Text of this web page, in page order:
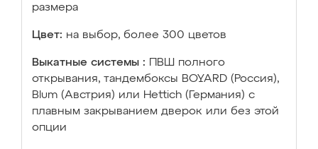
размера
Цвет: на выбор, более 300 цветов
Выкатные системы :
ПВШ полного
открывания, тандембоксы BOYARD (Россия),
Blum (Австрия) или Hettich (Германия) с
плавным закрыванием дверок или без этой
опции